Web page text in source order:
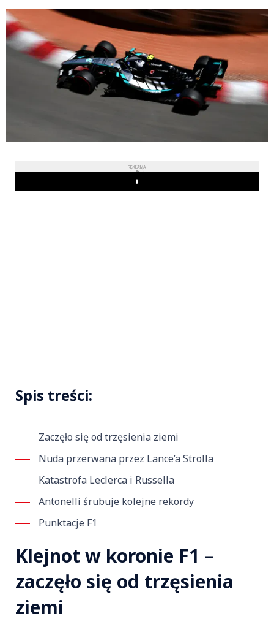
REKLAMA
Play
Spis treści:
Zaczęło się od trzęsienia ziemi
Nuda przerwana przez Lance’a Strolla
Katastrofa Leclerca i Russella
Antonelli śrubuje kolejne rekordy
Punktacje F1
Klejnot w koronie F1 –
zaczęło się od trzęsienia
ziemi